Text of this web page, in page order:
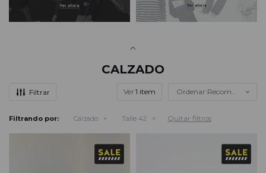
CALZADO
Ver Recomendados
Filtrando por: Calzado Talle 42 Quitar filtros